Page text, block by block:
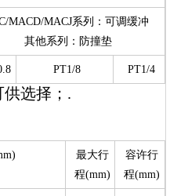
MACD/MACJ系列：可调缓冲
其他系列：防撞垫
PT1/8 PT1/4
选择；.
最大行
程(mm)
容许行
程(mm)